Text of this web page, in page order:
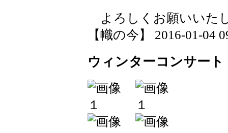
よろしくお願いいた
【幟の今】 2016-01-04
ウィンターコンサート